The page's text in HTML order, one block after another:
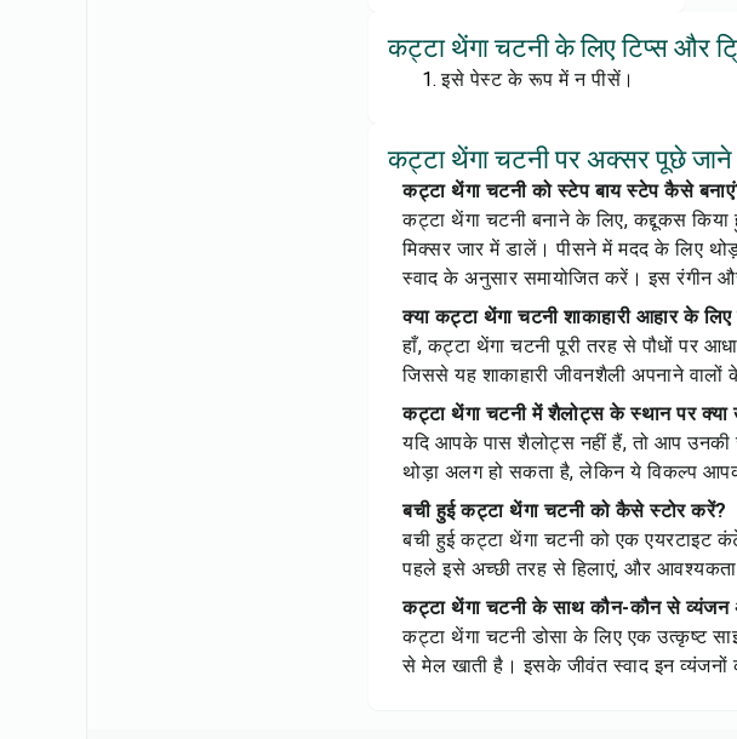
कट्टा थेंगा चटनी के लिए टिप्स और
इसे पेस्ट के रूप में न पीसें।
कट्टा थेंगा चटनी पर अक्सर पूछे जाने
कट्टा थेंगा चटनी को स्टेप बाय स्टेप कैसे
कट्टा थेंगा चटनी बनाने के लिए, कद्दूकस किया
मिक्सर जार में डालें। पीसने में मदद के लिए
स्वाद के अनुसार समायोजित करें। इस रंगीन
क्या कट्टा थेंगा चटनी शाकाहारी आहार के
हाँ, कट्टा थेंगा चटनी पूरी तरह से पौधों पर
जिससे यह शाकाहारी जीवनशैली अपनाने
कट्टा थेंगा चटनी में शैलोट्स के स्थान पर
यदि आपके पास शैलोट्स नहीं हैं, तो आप उनकी
थोड़ा अलग हो सकता है, लेकिन ये विकल्प
बची हुई कट्टा थेंगा चटनी को कैसे स्टोर करें?
बची हुई कट्टा थेंगा चटनी को एक एयरटाइट
पहले इसे अच्छी तरह से हिलाएं, और आवश्यकता
कट्टा थेंगा चटनी के साथ कौन-कौन से
कट्टा थेंगा चटनी डोसा के लिए एक उत्कृष्ट
से मेल खाती है। इसके जीवंत स्वाद इन व्यंजनों